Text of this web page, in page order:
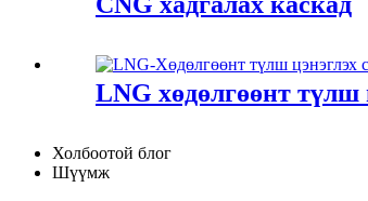
LNG хөдөлгөөнт түлш
Холбоотой блог
Шүүмж